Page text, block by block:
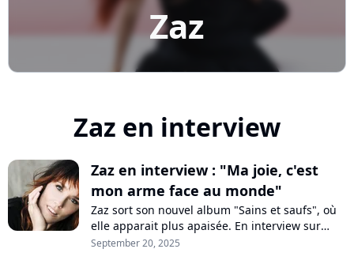
Zaz
Zaz en interview
Zaz en interview : "Ma joie, c'est
mon arme face au monde"
Zaz sort son nouvel album "Sains et saufs", où
elle apparait plus apaisée. En interview sur
Purecharts, la chanteuse se confie sur ce
September 20, 2025